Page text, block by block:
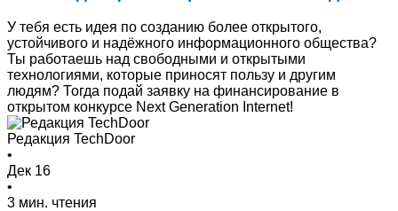
У тебя есть идея по созданию более открытого,
устойчивого и надёжногo информационного общества?
Ты работаешь над свободными и открытыми
технологиями, которые приносят пользу и другим
людям? Тогда подай заявку на финансирование в
открытом конкурсе Next Generation Internet!
Редакция TechDoor
•
Дек 16
•
3 мин. чтения